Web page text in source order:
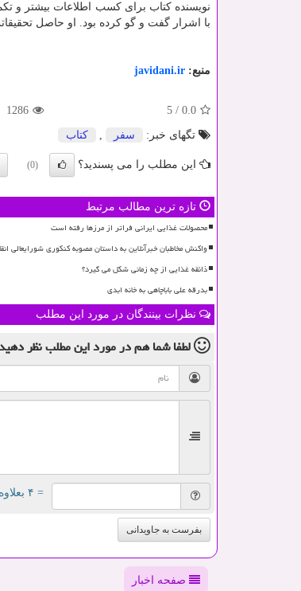
نویسنده کتاب برای کسب اطلاعات بیشتر و
با اشرار گفت و گو کرده بود. او حاصل
منبع: javidani.ir
0.0
/
5
1286
تگهای خبر:
سفر كتاب
این مطلب را می پسندید؟ (0)
تازه ترین مطالب مرتبط
محصولات غذایی ایرانی فراتر از مرزها رفته است
واکنش مخاطبان خبرآنلاین به داستان مصوبه کنکوری
ذائقه غذایی از چه زمانی شکل می گیرد؟
بدرقه علی باباچاهی به خانه ابدی
نظرات بینندگان در مورد این مطلب
لطفا شما همدر مورد این مطلبنظر
= ۴ بعلاوه ۳
بفرست به جاویدانی
صفحه اخبار